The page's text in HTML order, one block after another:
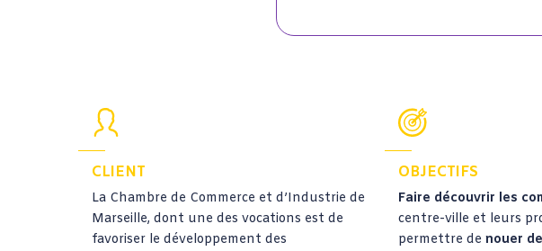
CLIENT
La Chambre de Commerce et d’Industrie de
Marseille, dont une des vocations est de
favoriser le développement des
OBJECTIFS
Faire découvrir les
centre-ville et leurs
permettre denouer